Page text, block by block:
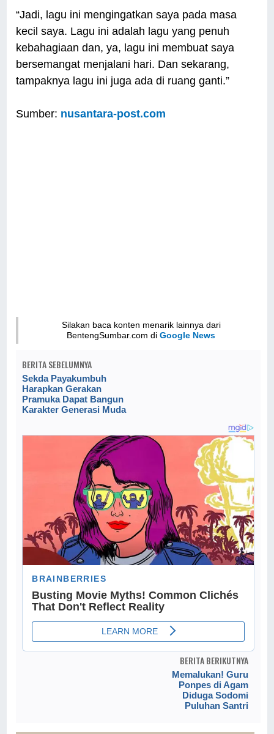
“Jadi, lagu ini mengingatkan saya pada masa
kecil saya. Lagu ini adalah lagu yang penuh
kebahagiaan dan, ya, lagu ini membuat saya
bersemangat menjalani hari. Dan sekarang,
tampaknya lagu ini juga ada di ruang ganti.”
Sumber: nusantara-post.com
Silakan baca konten menarik lainnya dari
BentengSumbar.com diGoogle News
BERITA SEBELUMNYA
Sekda Payakumbuh
Harapkan Gerakan
Pramuka Dapat Bangun
Karakter Generasi Muda
BERITA BERIKUTNYA
Memalukan! Guru
Ponpes di Agam
Diduga Sodomi
Puluhan Santri